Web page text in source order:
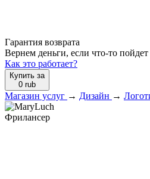
Гарантия возврата
Вернем деньги, если что-то пойдет
Как это работает?
Купить за
0 rub
Магазин услуг → Дизайн →
Фрилансер